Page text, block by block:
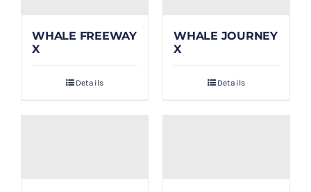
WHALE FREEWAY
X
Details
WHALE JOURNEY
X
Details